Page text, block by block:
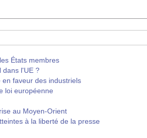
États membres
dans l'UE ?
faveur des industriels
loi européenne
au Moyen-Orient
à la liberté de la presse